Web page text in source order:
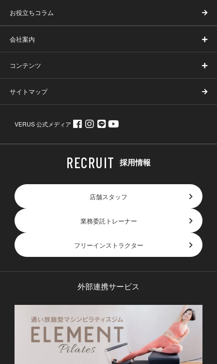
お役立ちコラム
会社案内
コンテンツ
サイトマップ
VERUS 公式メディア
採用情報
店舗スタッフ
業務委託トレーナー
フリーインストラクター
外部連携サービス